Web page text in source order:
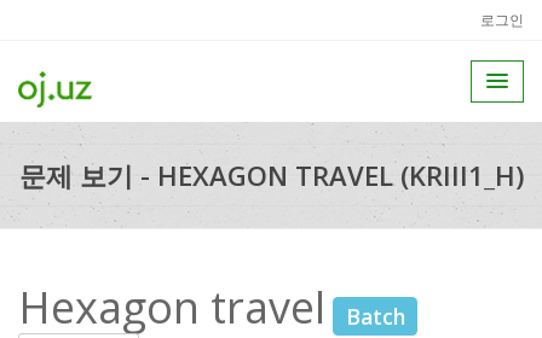
로그인
문제 보기 - HEXAGON TRAVEL (KRIII1_H)
Hexagon travel Batch